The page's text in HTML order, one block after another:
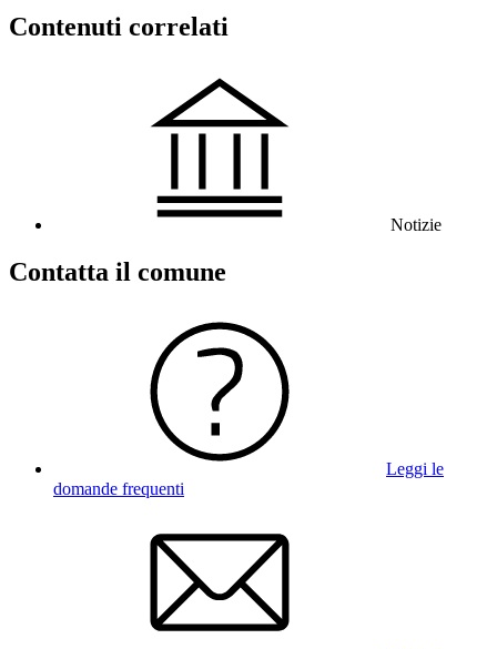
Contenuti correlati
Notizie
Contatta il comune
Leggi le
domande frequenti